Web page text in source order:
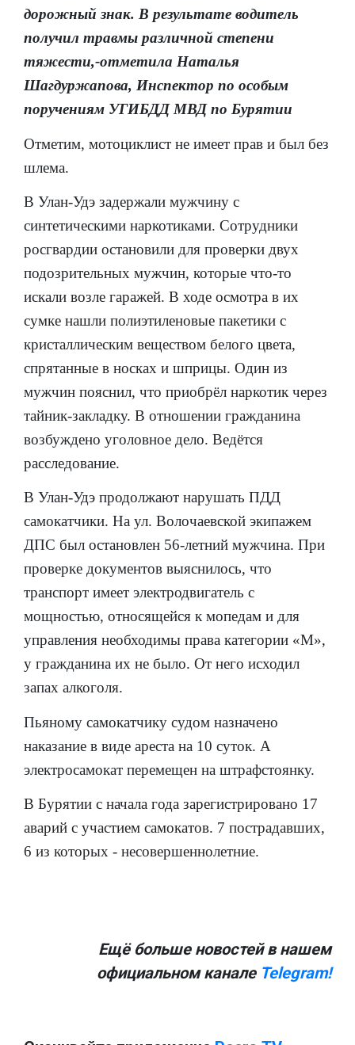
дорожный знак. В результате водитель
получил травмы различной степени
тяжести,-отметила Наталья
Шагдуржапова, Инспектор по особым
поручениям УГИБДД МВД по Бурятии
Отметим, мотоциклист не имеет прав и был без
шлема.
В Улан-Удэ задержали мужчину с
синтетическими наркотиками. Сотрудники
росгвардии остановили для проверки двух
подозрительных мужчин, которые что-то
искали возле гаражей. В ходе осмотра в их
сумке нашли полиэтиленовые пакетики с
кристаллическим веществом белого цвета,
спрятанные в носках и шприцы. Один из
мужчин пояснил, что приобрёл наркотик через
тайник-закладку. В отношении гражданина
возбуждено уголовное дело. Ведётся
расследование.
В Улан-Удэ продолжают нарушать ПДД
самокатчики. На ул. Волочаевской экипажем
ДПС был остановлен 56-летний мужчина. При
проверке документов выяснилось, что
транспорт имеет электродвигатель с
мощностью, относящейся к мопедам и для
управления необходимы права категории «М»,
у гражданина их не было. От него исходил
запах алкоголя.
Пьяному самокатчику судом назначено
наказание в виде ареста на 10 суток. А
электросамокат перемещен на штрафстоянку.
В Бурятии с начала года зарегистрировано 17
аварий с участием самокатов. 7 пострадавших,
6 из которых - несовершеннолетние.
Ещё больше новостей в нашем
официальном канале Telegram!